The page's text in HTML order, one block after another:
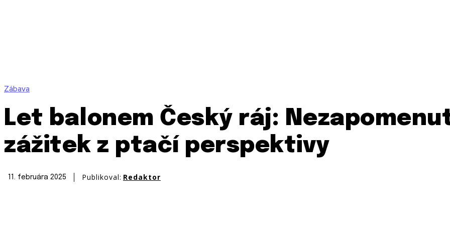
Zábava
Let balonem Český ráj:
zážitek z ptačí perspektivy
11. februára 2025 Publikoval: Redaktor